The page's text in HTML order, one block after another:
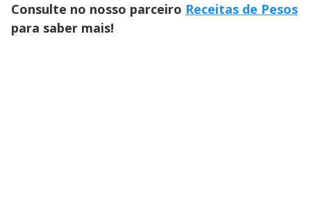
Consulte no nosso parceiro Receitas de Pesos
para saber mais!